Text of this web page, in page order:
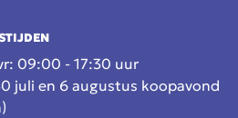
09:00 - 17:30 uur
juli en 6 augustus koopavond